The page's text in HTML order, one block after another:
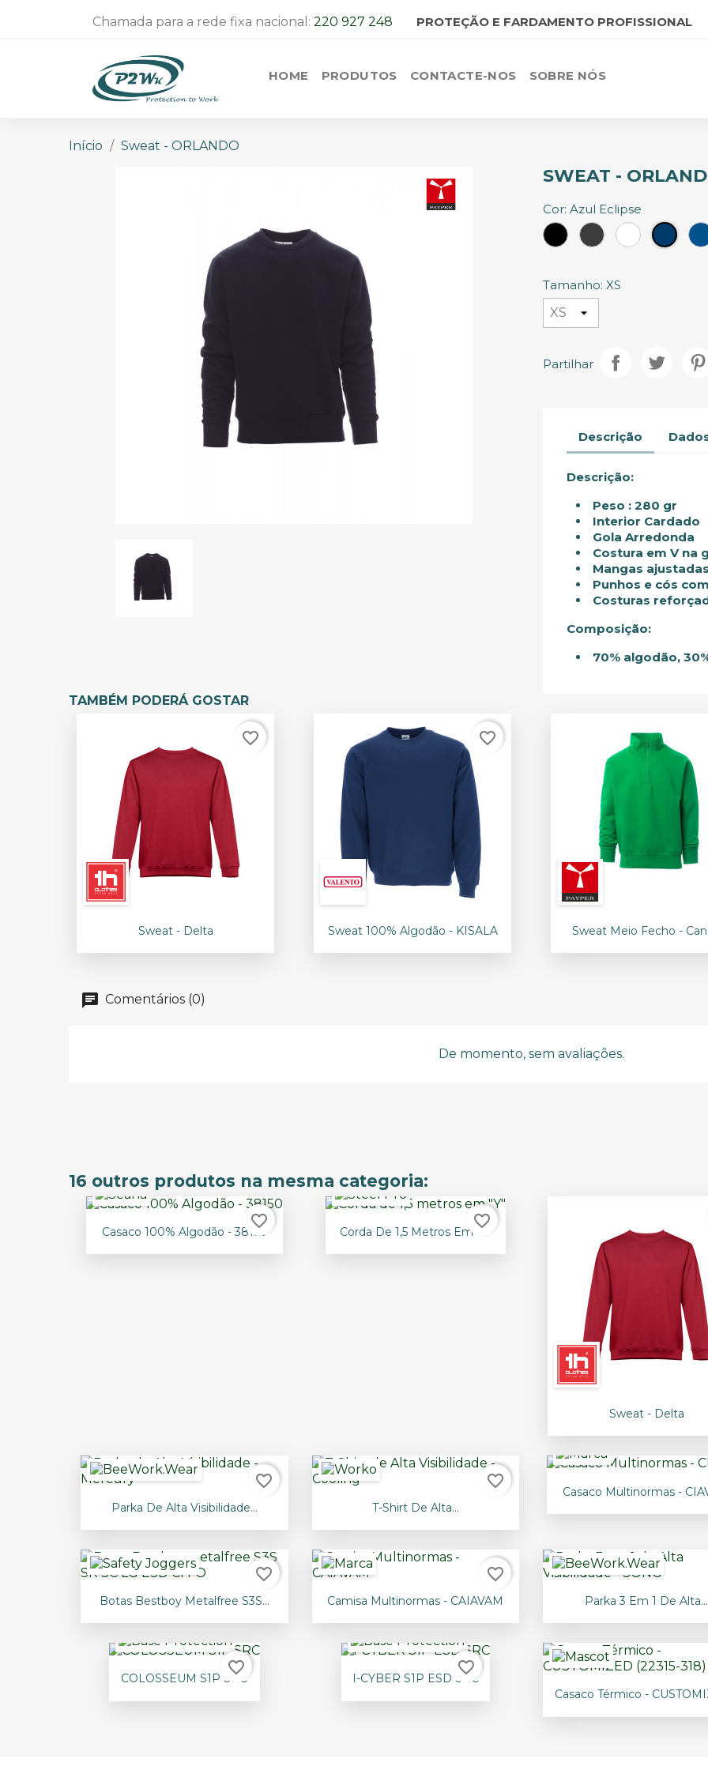
Chamada para a rede fixa nacional: 220 927 248 PROTEÇÃO E FARDAMENTO PROFISSIONAL
HOME PRODUTOS CONTACTE-NOS SOBRE NÓS
Início Sweat - ORLANDO
SWEAT -
Cor: Azul Eclipse
Preto Cinzento
Escuro
BrancoAzul
Tamanho: XS
Partilhar
Descrição
Descrição:
Peso : 280 gr
Interior Cardado
Gola Arredonda
Costura em V na
Mangas ajustadas
Punhos e cós
Costuras
Composição:
70% algodão,
TAMBÉM PODERÁ GOSTAR
Vista rápida
Sweat - Delta
favorite_border
Vista rápida
Sweat 100% Algodão - KISALA
favorite_border
Vista rápida
Sweat Meio Fecho -
Comentários (0)
De momento, sem avaliações.
16 outros produtos na mesma categoria:
Vista rápida
Casaco 100% Algodão - 38150
favorite_border Vista rápida
Corda De 1,5 Metros Em "Y"
favorite_border
Vista rápida
+16
Sweat - Delta
Vista rápida
Parka De Alta Visibilidade...
favorite_border
Vista rápida
T-Shirt De Alta...
favorite_border  Vista rápida
Casaco Multinormas -
Vista rápida
Botas Bestboy Metalfree S3S...
favorite_border
Vista rápida
Camisa Multinormas - CAIAVAM
favorite_border
Vista rápida
Parka 3 Em 1 De Alta...
Vista rápida
COLOSSEUM S1P SRC
favorite_border Vista rápida
I-CYBER S1P ESD SRC
favorite_border
Vista rápida
Casaco Térmico -